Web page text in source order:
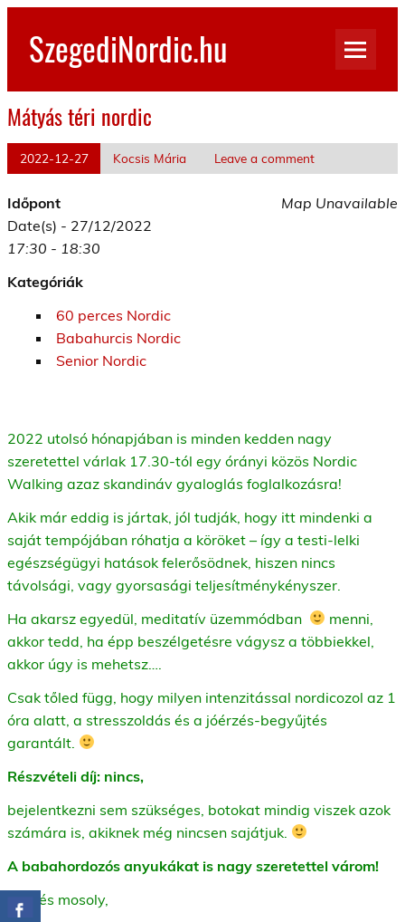
Skip
contentSzegediNordic.hu
Mátyás téri nordic
2022-12-27 Kocsis Mária Leave a comment
Map Unavailable
Időpont
Date(s) - 27/12/2022
17:30 - 18:30
Kategóriák
60 perces Nordic
Babahurcis Nordic
Senior Nordic
2022 utolsó hónapjában is minden kedden nagy
szeretettel várlak 17.30-tól egy órányi közös Nordic
Walking azaz skandináv gyaloglás foglalkozásra!
Akik már eddig is jártak, jól tudják, hogy itt mindenki a
saját tempójában róhatja a köröket – így a testi-lelki
egészségügyi hatások felerősödnek, hiszen nincs
távolsági, vagy gyorsasági teljesítménykényszer.
Ha akarsz egyedül, meditatív üzemmódban
menni,
akkor tedd, ha épp beszélgetésre vágysz a többiekkel,
akkor úgy is mehetsz….
Csak tőled függ, hogy milyen intenzitással nordicozol az 1
óra alatt, a stresszoldás és a jóérzés-begyűjtés
garantált.
Részvételi díj: nincs,
bejelentkezni sem szükséges, botokat mindig viszek azok
számára is, akiknek még nincsen sajátjuk.
A babahordozós anyukákat is nagy szeretettel várom!
Üdv és mosoly,